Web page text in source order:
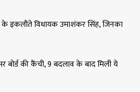
के इकलौते विधायक उमाशंकर सिंह, जिनका
बोर्ड की कैंची, 9 बदलाव के बाद मिली ये